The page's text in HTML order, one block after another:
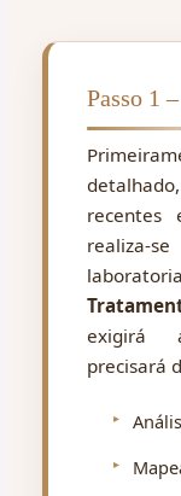
Passo 1
recentes
realiza-
exigirá
precisará